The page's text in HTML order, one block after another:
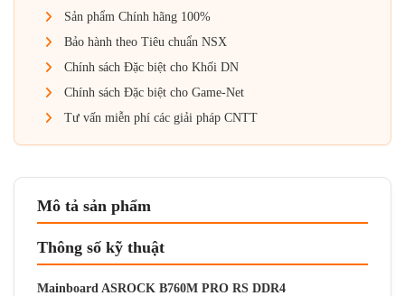
Sản phẩm Chính hãng 100%
Bảo hành theo Tiêu chuẩn NSX
Chính sách Đặc biệt cho Khối DN
Chính sách Đặc biệt cho Game-Net
Tư vấn miễn phí các giải pháp CNTT
Mô tả sản phẩm
Thông số kỹ thuật
Mainboard ASROCK B760M PRO RS DDR4